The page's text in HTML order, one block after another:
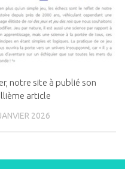
notre site à publié son
article
2026